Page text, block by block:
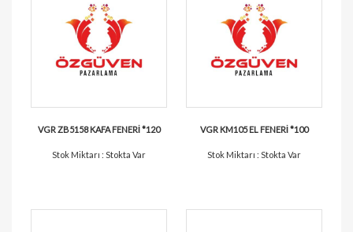
VGR ZB5158 KAFA FENERİ *120
Stok Miktarı : Stokta Var
VGR KM105 EL FENERİ *100
Stok Miktarı : Stokta Var